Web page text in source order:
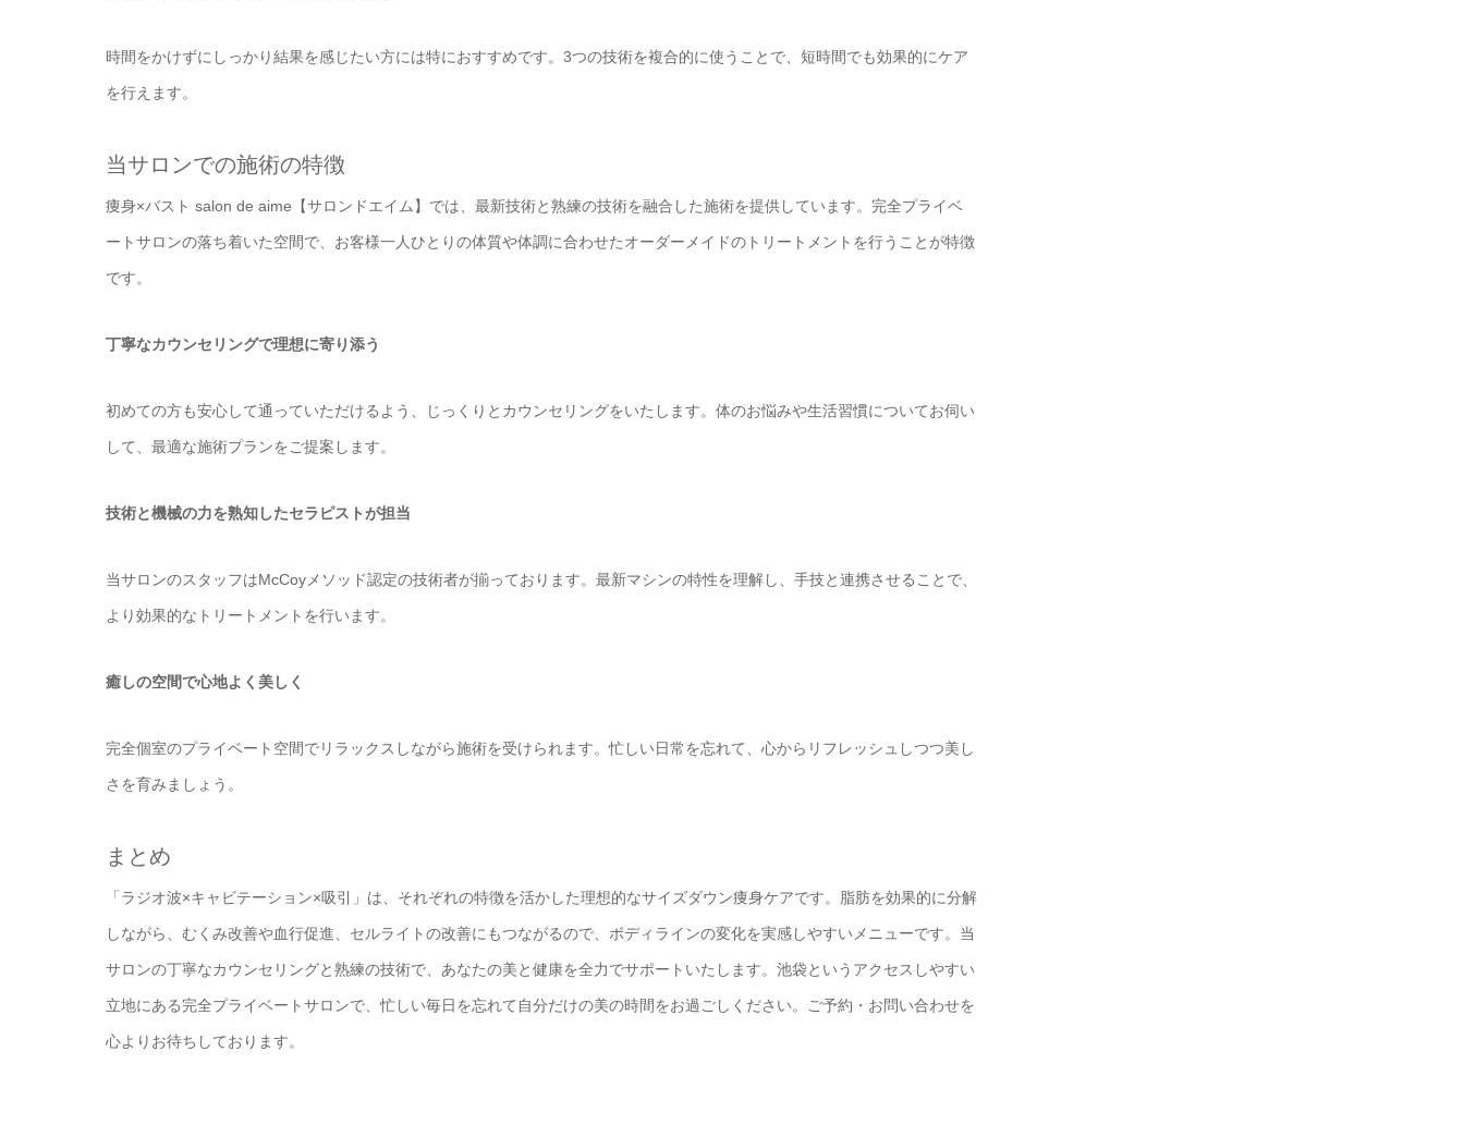
時間をかけずにしっかり結果を感じたい方には特におすすめです。3つの技術を複合的に使うことで、短時間でも効果的にケア
を行えます。
当サロンでの施術の特徴
痩身×バスト salon de aime【サロンドエイム】では、最新技術と熟練の技術を融合した施術を提供しています。完全プライベ
ートサロンの落ち着いた空間で、お客様一人ひとりの体質や体調に合わせたオーダーメイドのトリートメントを行うことが特徴
です。
丁寧なカウンセリングで理想に寄り添う
初めての方も安心して通っていただけるよう、じっくりとカウンセリングをいたします。体のお悩みや生活習慣についてお伺い
して、最適な施術プランをご提案します。
技術と機械の力を熟知したセラピストが担当
当サロンのスタッフはMcCoyメソッド認定の技術者が揃っております。最新マシンの特性を理解し、手技と連携させることで、
より効果的なトリートメントを行います。
癒しの空間で心地よく美しく
完全個室のプライベート空間でリラックスしながら施術を受けられます。忙しい日常を忘れて、心からリフレッシュしつつ美し
さを育みましょう。
まとめ
「ラジオ波×キャビテーション×吸引」は、それぞれの特徴を活かした理想的なサイズダウン痩身ケアです。脂肪を効果的に分解
しながら、むくみ改善や血行促進、セルライトの改善にもつながるので、ボディラインの変化を実感しやすいメニューです。当
サロンの丁寧なカウンセリングと熟練の技術で、あなたの美と健康を全力でサポートいたします。池袋というアクセスしやすい
立地にある完全プライベートサロンで、忙しい毎日を忘れて自分だけの美の時間をお過ごしください。ご予約・お問い合わせを
心よりお待ちしております。